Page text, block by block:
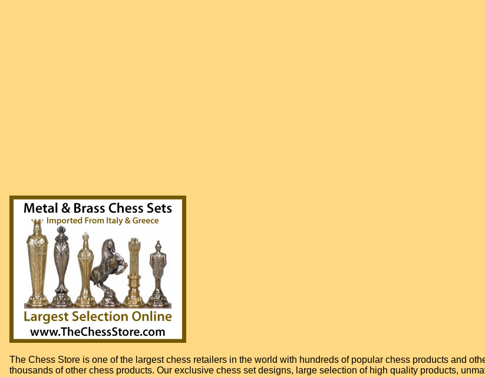
The Chess Store is one of the largest chess retailers in the world with hundreds of popular chess products and
thousands of other chess products. Our exclusive chess set designs, large selection of high quality products,